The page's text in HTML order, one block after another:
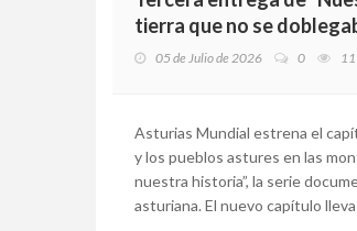
tierra que no se
05 de Julio de 2026 0
Asturias Mundial estrena el
y los pueblos astures en las
nuestra historia”, la serie
asturiana. El nuevo capítulo lleva